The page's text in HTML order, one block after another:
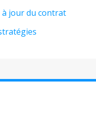
jour du contrat